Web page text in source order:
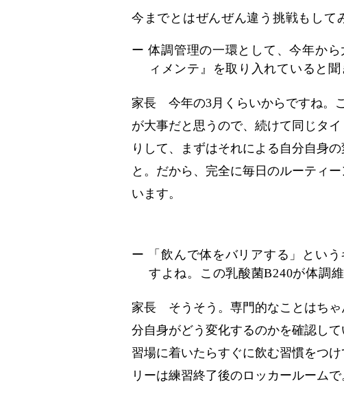
今までとはぜんぜん違う挑戦もして
ー 体調管理の一環として、今年か
ィメンテ』を取り入れていると聞
家長 今年の3月くらいからですね。
が大事だと思うので、続けて同じタ
りして、まずはそれによる自分自身
と。だから、完全に毎日のルーティ
います。
ー 「飲んで体をバリアする」とい
すよね。この乳酸菌B240が体調
家長 そうそう。専門的なことはちゃ
分自身がどう変化するのかを確認し
習場に着いたらすぐに飲む習慣をつ
リーは練習終了後のロッカールーム